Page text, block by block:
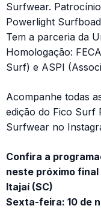
Surfwear.
Powerlight
Tem a parceria da
Homologação:
Surf) e ASPI
Acompanhe todas
edição do Fico Surf
Surfwear no
Confira a
neste próximo final
Itajaí (SC)
Sexta-feira: 10 de